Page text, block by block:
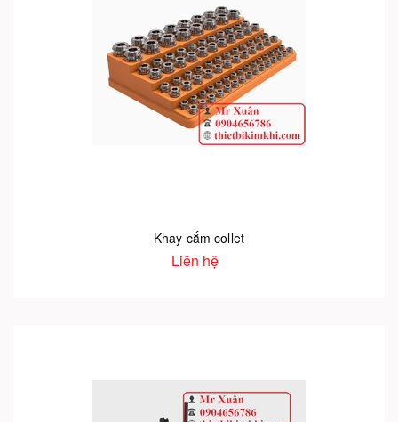
Khay cắm collet
Liên hệ